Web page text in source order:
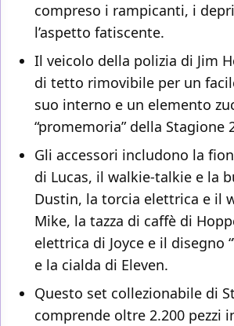
compreso i rampicanti, i
l’aspetto fatiscente.
Il veicolo della polizia di Jim
di tetto rimovibile per un
suo interno e un elemento
“promemoria” della Stagione
Gli accessori includono la
di Lucas, il walkie-talkie e la
Dustin, la torcia elettrica e il
Mike, la tazza di caffè di
elettrica di Joyce e il disegno
e la cialda di Eleven.
Questo set collezionabile di
comprende oltre 2.200 pezzi